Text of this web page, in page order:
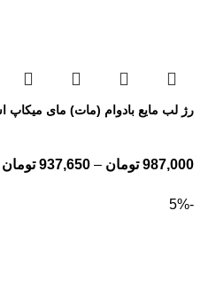
رژ لب مایع بادوام (مات) مای میکاپ
987,000 تومان –
937,650 تومان
-5%